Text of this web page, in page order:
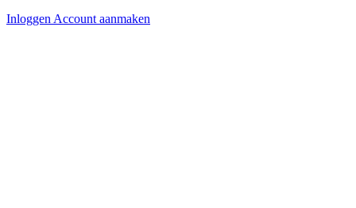
Inloggen Account aanmaken